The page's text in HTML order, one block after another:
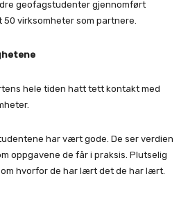
geofagstudenter gjennomført
50 virksomheter som partnere.
hele tiden hatt tett kontakt med
har vært gode. De ser verdien
oppgavene de får i praksis. Plutselig
hvorfor de har lært det de har lært.